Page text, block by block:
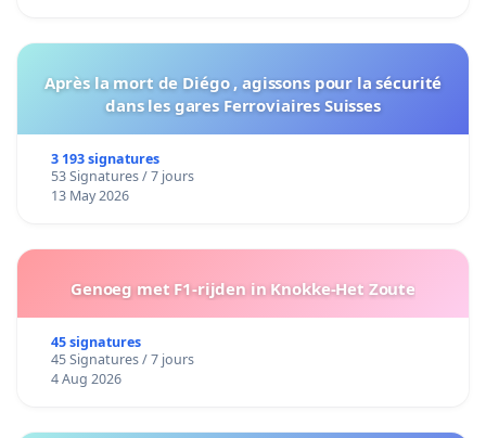
Après la mort de Diégo , agissons pour la sécurité
dans les gares Ferroviaires Suisses
3 193 signatures
53 Signatures / 7 jours
13 May 2026
Genoeg met F1-rijden in Knokke-Het Zoute
45 signatures
45 Signatures / 7 jours
4 Aug 2026